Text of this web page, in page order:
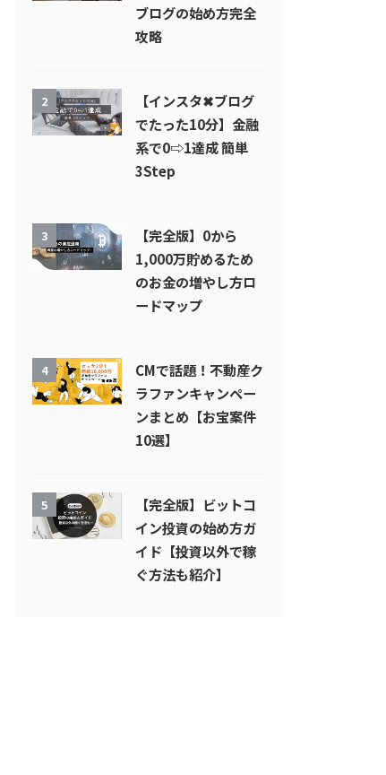
ブログの始め方完全
攻略
2
【インスタ✖︎ブログ
でたった10分】金融
系で0⇨1達成 簡単
3Step
3
【完全版】0から
1,000万貯めるため
のお金の増やし方ロ
ードマップ
4
CMで話題！不動産ク
ラファンキャンペー
ンまとめ【お宝案件
10選】
5
【完全版】ビットコ
イン投資の始め方ガ
イド【投資以外で稼
ぐ方法も紹介】